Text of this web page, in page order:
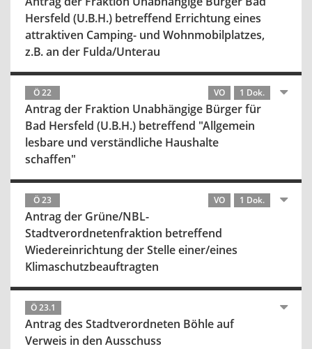
Hersfeld (U.B.H.) betreffend Errichtung eines
attraktiven Camping- und Wohnmobilplatzes,
z.B. an der Fulda/Unterau
Ö 22 VO 1 Dok.
Antrag der Fraktion Unabhängige Bürger für
Bad Hersfeld (U.B.H.) betreffend "Allgemein
lesbare und verständliche Haushalte
schaffen"
Ö 23 VO 1 Dok.
Antrag der Grüne/NBL-
Stadtverordnetenfraktion betreffend
Wiedereinrichtung der Stelle einer/eines
Klimaschutzbeauftragten
Ö 23.1
Antrag des Stadtverordneten Böhle auf
Verweis in den Ausschuss